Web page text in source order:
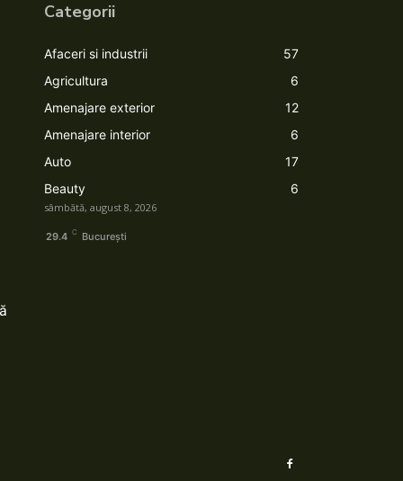
Categorii
Afaceri si industrii
57
Agricultura
6
Amenajare exterior
12
Amenajare interior
6
Auto
17
Beauty
6
sâmbătă, august 8, 2026
29.4 C București